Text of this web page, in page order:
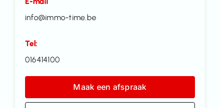
info@immo-time.be
Tel:
016414100
Maak een afspraak